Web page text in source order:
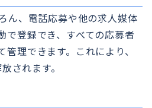
ん、電話応募や他の求人媒体
で登録でき、すべての応募者
理できます。これにより、
されます。